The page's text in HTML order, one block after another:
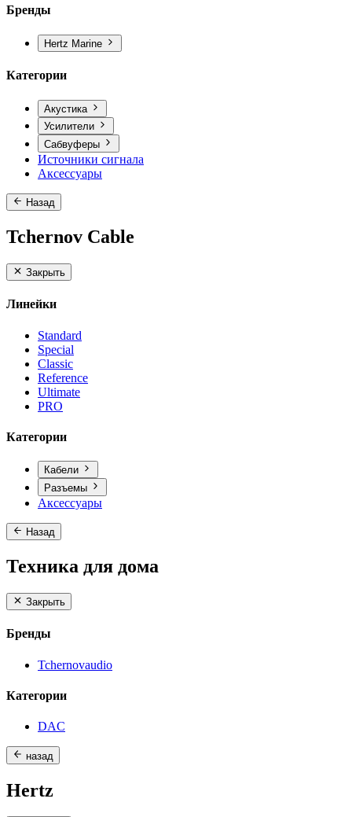
Бренды
Hertz Marine
Категории
Акустика
Усилители
Сабвуферы
Источники сигнала
Аксессуары
Назад
Tchernov Cable
Закрыть
Линейки
Standard
Special
Classic
Reference
Ultimate
PRO
Категории
Кабели
Разъемы
Аксессуары
Назад
Техника для дома
Закрыть
Бренды
Tchernovaudio
Категории
DAC
назад
Hertz